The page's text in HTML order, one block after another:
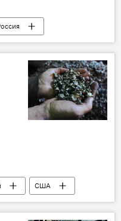
русофобия
США